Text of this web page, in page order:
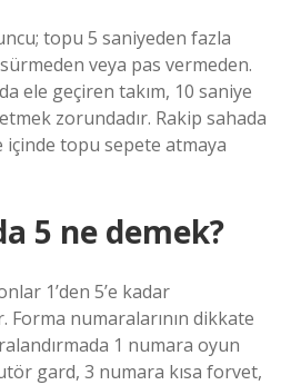
topu 5 saniyeden fazla
veya pas vermeden.
ele geçiren takım, 10 saniye
zorundadır. Rakip sahada
içinde topu sepete atmaya
5 ne demek?
1’den 5’e kadar
Forma numaralarının dikkate
1 numara oyun
gard, 3 numara kısa forvet,